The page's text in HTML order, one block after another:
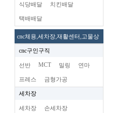
식당배달 치킨배달
택배배달
cnc체용,세차장,재활센터,고물상
cnc구인구직
선반 MCT 밀링 연마
프레스 금형가공
세차장
세차장 손세차장